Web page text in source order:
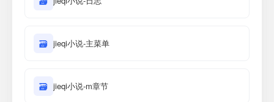
🗃 jieqi小说-主菜单
🗃 jieqi小说-m章节